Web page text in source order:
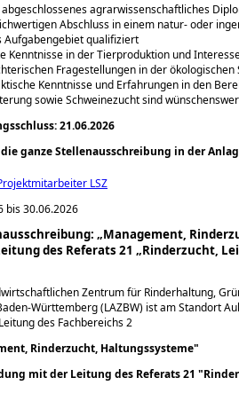
agrarwissenschaftliches
Abschluss in einem natur- oder
Aufgabengebiet qualifiziert
Kenntnisse in der Tierproduktion und
Fragestellungen in der ökologischen
Kenntnisse und Erfahrungen in den
sowie Schweinezucht sind
21.06.2026
die ganze Stellenausschreibung in der
LSZ
bis 30.06.2026
„Management,
des Referats 21 „Rinderzucht,
Zentrum für Rinderhaltung,
Württemberg (LAZBW) ist am Standort
des Fachbereichs 2
Rinderzucht, Haltungssysteme
mit der Leitung des Referats 21